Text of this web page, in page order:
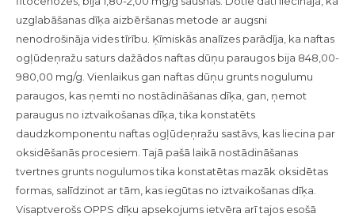
uzglabāšanas dīķa aizbēršanas metode ar augsni
nenodrošināja vides tīrību. Ķīmiskās analīzes parādīja, ka naftas
ogļūdeņražu saturs dažādos naftas dūņu paraugos bija 848,00-
980,00 mg/g. Vienlaikus gan naftas dūņu grunts nogulumu
paraugos, kas ņemti no nostādināšanas dīķa, gan, ņemot
paraugus no iztvaikošanas dīķa, tika konstatēts
daudzkomponentu naftas ogļūdeņražu sastāvs, kas liecina par
oksidēšanās procesiem. Tajā pašā laikā nostādināšanas
tvertnes grunts nogulumos tika konstatētas mazāk oksidētas
formas, salīdzinot ar tām, kas iegūtas no iztvaikošanas dīķa.
Visaptverošs OPPS dīķu apsekojums ietvēra arī tajos esošā